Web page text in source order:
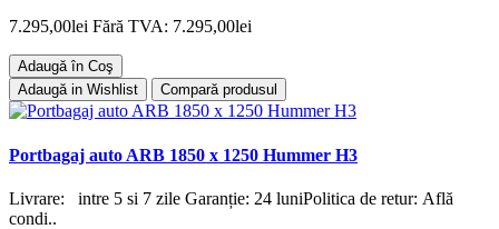
7.295,00lei Fără TVA: 7.295,00lei
Adaugă în Coş
Adaugă in Wishlist
Compară produsul
Portbagaj auto ARB 1850 x 1250 Hummer H3
Livrare: intre 5 si 7 zile Garanție: 24 luniPolitica de retur: Află
condi..